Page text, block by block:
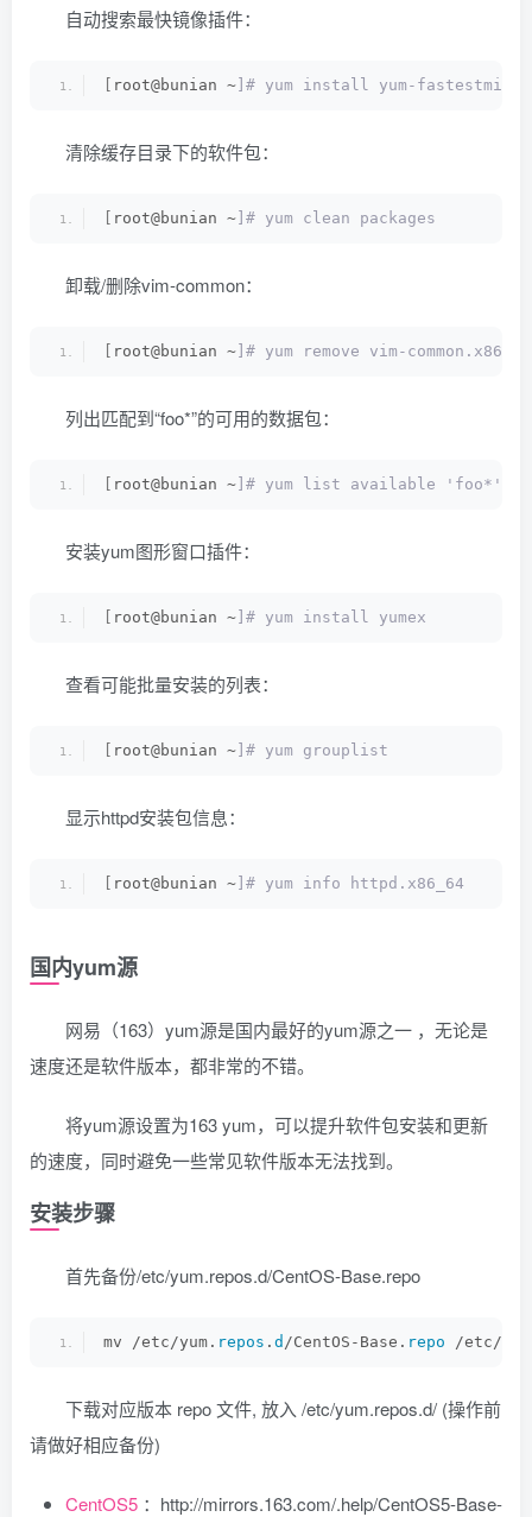
自动搜索最快镜像插件：
root@bunian ~ ]# yum install yum-
清除缓存目录下的软件包：
root@bunian ~ ]# yum clean packages
卸载/删除vim-common：
root@bunian ~ ]# yum remove vim-
列出匹配到“foo*”的可用的数据包：
root@bunian ~ ]# yum list available 'foo*'
安装yum图形窗口插件：
root@bunian ~ ]# yum install yumex
查看可能批量安装的列表：
root@bunian ~ ]# yum grouplist
显示httpd安装包信息：
root@bunian ~ ]# yum info httpd.x86_64
国内yum源
网易（163）yum源是国内最好的yum源之一 ，无论是
速度还是软件版本，都非常的不错。
将yum源设置为163 yum，可以提升软件包安装和更新
的速度，同时避免一些常见软件版本无法找到。
安装步骤
首先备份/etc/yum.repos.d/CentOS-Base.repo
mv /etc/yum. repos . d /CentOS-Base. repo /etc/
下载对应版本 repo 文件, 放入 /etc/yum.repos.d/ (操作前
请做好相应备份)
CentOS5 ：http://mirrors.163.com/.help/CentOS5-Base-